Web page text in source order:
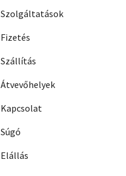
Szolgáltatások
Fizetés
Szállítás
Átvevőhelyek
Kapcsolat
Súgó
Elállás